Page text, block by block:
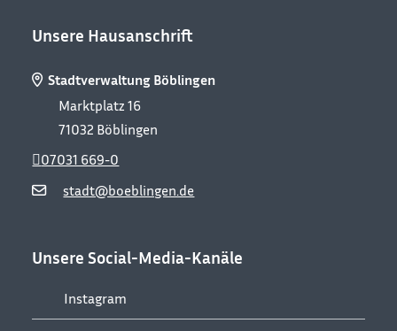
Unsere Hausanschrift
Stadtverwaltung Böblingen
Marktplatz 16
71032 Böblingen
stadt@boeblingen.de
07031 669-0
Unsere Social-Media-Kanäle
Instagram